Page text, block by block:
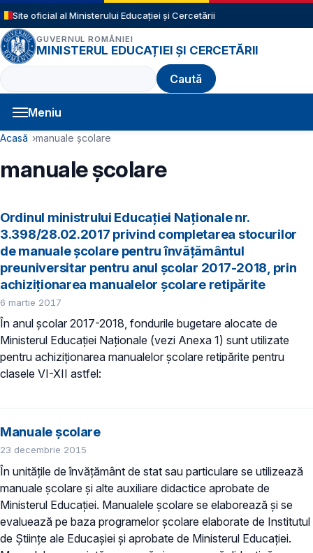
Sari la conținutul principal
Site oficial al Ministerului Educației și Cercetării
GUVERNUL ROMÂNIEI
MINISTERUL EDUCAȚIEI ȘI CERCETĂRII
Caută
Meniu
Navigație principală
Cale de navigare
Acasă manuale școlare
manuale școlare
Ordinul ministrului Educației Naționale nr.
3.398/28.02.2017 privind completarea stocurilor
de manuale şcolare pentru învăţământul
preuniversitar pentru anul şcolar 2017-2018, prin
achiziţionarea manualelor şcolare retipărite
6 martie 2017
În anul şcolar 2017-2018, fondurile bugetare alocate de
Ministerul Educației Naționale (vezi Anexa 1) sunt utilizate
pentru achiziţionarea manualelor şcolare retipărite pentru
clasele VI-XII astfel:
Manuale școlare
23 decembrie 2015
În unităţile de învăţământ de stat sau particulare se utilizează
manuale şcolare şi alte auxiliare didactice aprobate de
Ministerul Educaţiei. Manualele şcolare se elaborează şi se
evaluează pe baza programelor şcolare elaborate de Institutul
de Ştiinţe ale Educaşiei şi aprobate de Ministerul Educaţiei.